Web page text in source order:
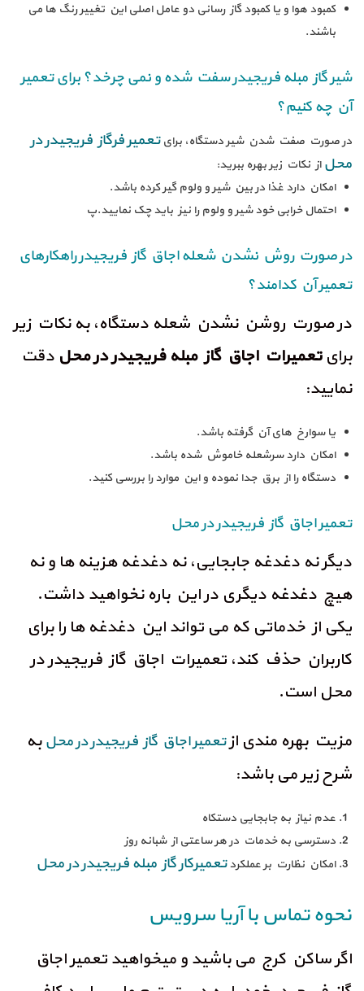
کمبود هوا و یا کمبود گاز رسانی دو عامل اصلی این تغییر رنگ ها می
باشند.
شیر گاز مبله فریجیدر سفت شده و نمی چرخد؟ برای تعمیر
آن چه کنیم؟
در صورت صفت شدن شیر دستگاه، برایتعمیر فرگاز فریجیدر در
محلاز نکات زیر بهره ببرید:
امکان دارد غذا در بین شیر و ولوم گیر کرده باشد.
احتمال خرابی خود شیر و ولوم را نیز باید چک نمایید.پ
در صورت روش نشدن شعله اجاق گاز فریجیدر راهکارهای
تعمیر آن کدامند؟
در صورت روشن نشدن شعله دستگاه، به نکات زیر
برایتعمیرات اجاق گاز مبله فریجیدر در محل دقت
نمایید:
یا سوارخ های آن گرفته باشد.
امکان دارد سرشعله خاموش شده باشد.
دستگاه را از برق جدا نموده و این موارد را بررسی کنید.
تعمیر اجاق گاز فریجیدر در محل
دیگر نه دغدغه جابجایی، نه دغدغه هزینه ها و نه
هیچ دغدغه دیگری در این باره نخواهید داشت.
یکی از خدماتی که می تواند این دغدغه ها را برای
کاربران حذف کند، تعمیرات اجاق گاز فریجیدر در
محل است.
مزیت بهره مندی ازتعمیر اجاق گاز فریجیدر در محلبه
شرح زیر می باشد:
عدم نیاز به جابجایی دستکاه
دسترسی به خدمات در هر ساعتی از شبانه روز
امکان نظارت بر عملکردتعمیرکار گاز مبله فریجیدر در محل
نحوه تماس با آریا سرویس
اگر ساکن کرج می باشید و میخواهید تعمیر اجاق